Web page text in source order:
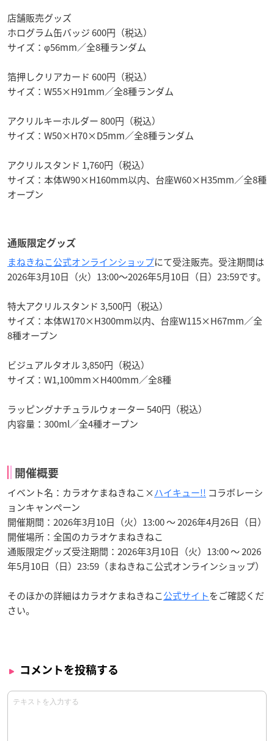
店舗販売グッズ
ホログラム缶バッジ 600円（税込）
サイズ：φ56mm／全8種ランダム
箔押しクリアカード 600円（税込）
サイズ：W55×H91mm／全8種ランダム
アクリルキーホルダー 800円（税込）
サイズ：W50×H70×D5mm／全8種ランダム
アクリルスタンド 1,760円（税込）
サイズ：本体W90×H160mm以内、台座W60×H35mm／全8種
オープン
通販限定グッズ
まねきねこ公式オンラインショップにて受注販売。受注期間は
2026年3月10日（火）13:00～2026年5月10日（日）23:59です。
特大アクリルスタンド 3,500円（税込）
サイズ：本体W170×H300mm以内、台座W115×H67mm／全
8種オープン
ビジュアルタオル 3,850円（税込）
サイズ：W1,100mm×H400mm／全8種
ラッピングナチュラルウォーター 540円（税込）
内容量：300ml／全4種オープン
開催概要
イベント名：カラオケまねきねこ×ハイキュー!! コラボレーシ
ョンキャンペーン
開催期間：2026年3月10日（火）13:00 ～ 2026年4月26日（日）
開催場所：全国のカラオケまねきねこ
通販限定グッズ受注期間：2026年3月10日（火）13:00 ～ 2026
年5月10日（日）23:59（まねきねこ公式オンラインショップ）
そのほかの詳細はカラオケまねきねこ公式サイトをご確認くだ
さい。
コメントを投稿する